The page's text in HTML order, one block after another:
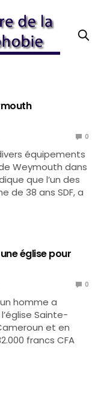
0
équipements
Weymouth dans
que l’un des
de 38 ans SDF, a
église pour
0
homme a
Sainte-
et en
francs CFA